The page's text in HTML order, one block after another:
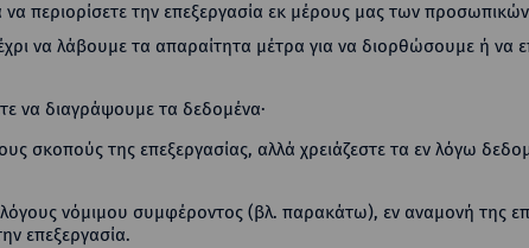
να περιορίσετε την επεξεργασία εκ μέρους μας των
να λάβουμε τα απαραίτητα μέτρα για να διορθώσουμε ή να
να διαγράψουμε τα δεδομένα·
σκοπούς της επεξεργασίας, αλλά χρειάζεστε τα εν λόγω
λόγους νόμιμου συμφέροντος (βλ. παρακάτω), εν αναμονή της
επεξεργασία.